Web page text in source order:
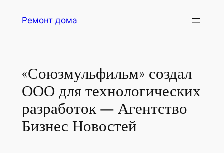
Ремонт дома
«Союзмульфильм» создал
ООО для технологических
разработок — Агентство
Бизнес Новостей